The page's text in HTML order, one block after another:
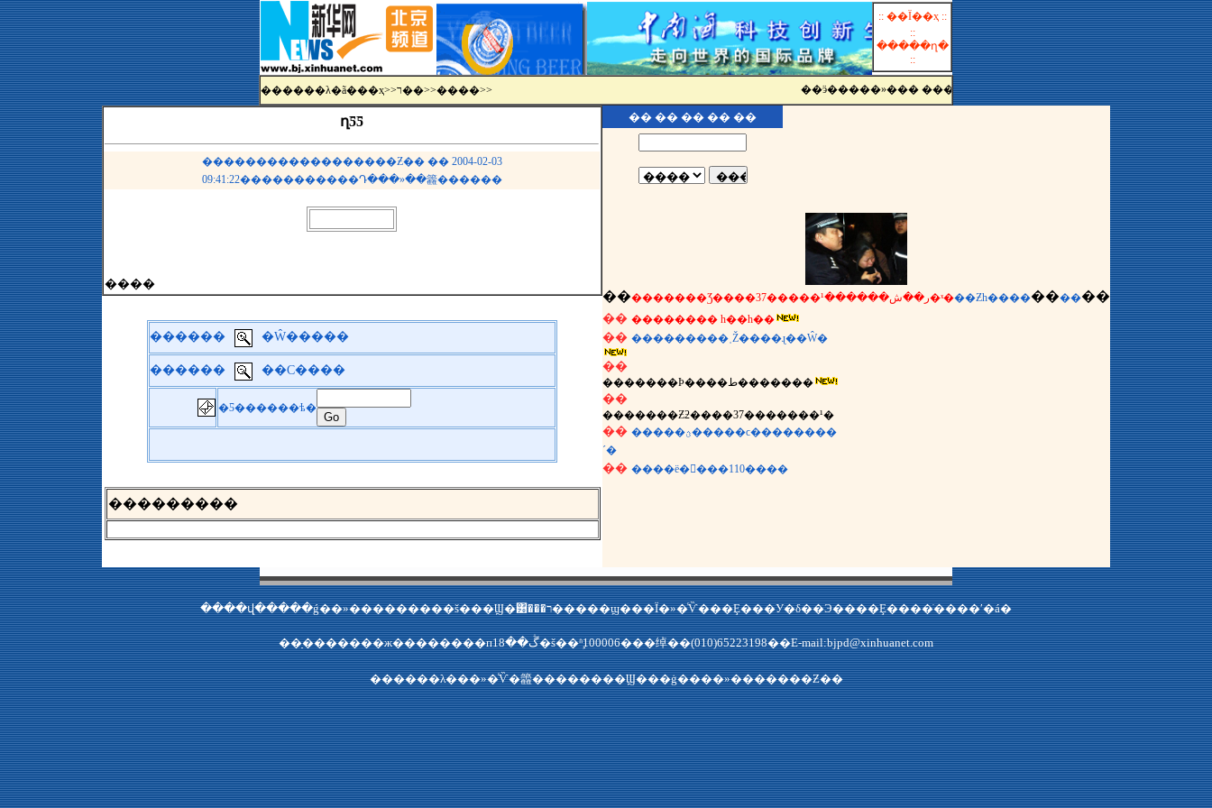
:: ��Ϊ��ҳ ::
::
�����ղ�
::
������λ�ã���ҳ>> ר��>>����>> ��ӭ�����»��� ����Ƶ��
ղƼƼ
������������������Ƶ�� �� 2004-02-03
09:41:22�����������Դ���»��籱������
����
������ �Ŵ�����
������ ��С����
�Ƽ������ѣ�
���������
�� �� �� �� ��
�� �������Ʒ����ر��ش������¹�����37�ˣ���Ƶһ����������
�� �������� һ��һ��
�� ���������˲Ž����ɻ��Ŵ�
��
�������Ϸ����ط�������
��
�������Ƶƻ����37�������¹�
�� �����ؿ�����ϲ��������
´�
�� ����ë�󶫵���110����
����վ�����ǵ��»���������š���Ϣ�͸���ר�����ϣ���Ϊ�»�ͨѶ���Ȩ���У�δ��Э����Ȩ����ֹ����ʹ�á�
��ַ�������ж��������пڴ��18�š��ʱࣺ100006���绰��(010)65223198��E-mail:bjpd@xinhuanet.com
������λ���»�ͨѶ�籱��������Ϣ���ġ����»�������Ƶ��